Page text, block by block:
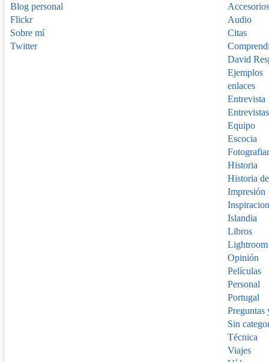
Blog personal
Flickr
Sobre mí
Twitter
Accesorios
Audio
Citas
David
Ejemplos
enlaces
Entrevista
Entrevistas
Equipo
Escocia
Historia
Historia
Impresión
Islandia
Libros
Lightroom
Opinión
Películas
Personal
Portugal
Preguntas
Sin
Técnica
Viajes